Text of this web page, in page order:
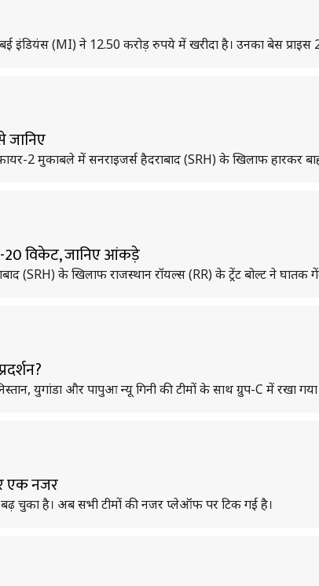
इंडियंस (MI) ने 12.50 करोड़ रुपये में खरीदा है। उनका बेस प्राइस
जानिए
2 मुकाबले में सनराइजर्स हैदराबाद (SRH) के खिलाफ हारकर
20 विकेट, जानिए आंकड़े
(SRH) के खिलाफ राजस्थान रॉयल्स (RR) के ट्रेंट बोल्ट ने घातक
युगांडा और पापुआ न्यू गिनी की टीमों के साथ ग्रुप-C में रखा गया
एक नजर
चुका है। अब सभी टीमों की नजर प्लेऑफ पर टिक गई है।